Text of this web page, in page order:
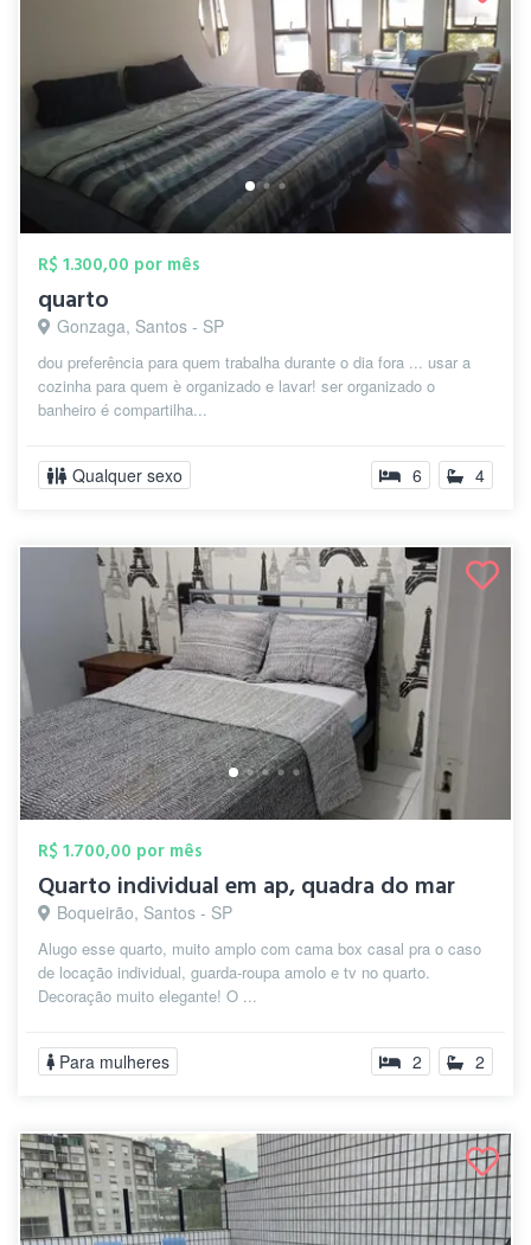
R$ 1.300,00 por mês
quarto
Gonzaga, Santos - SP
dou preferência para quem trabalha durante o dia fora ... usar a
cozinha para quem è organizado e lavar! ser organizado o
banheiro é compartilha...
Qualquer sexo 6 4
R$ 1.700,00 por mês
Quarto individual em ap, quadra do mar
Boqueirão, Santos - SP
Alugo esse quarto, muito amplo com cama box casal pra o caso
de locação individual, guarda-roupa amolo e tv no quarto.
Decoração muito elegante! O ...
Para mulheres 2 2